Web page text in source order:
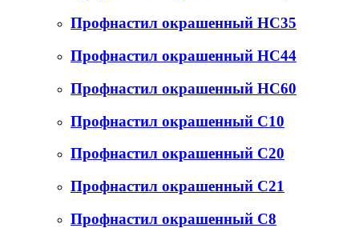
Профнастил окрашенный НС35
Профнастил окрашенный НС44
Профнастил окрашенный НС60
Профнастил окрашенный С10
Профнастил окрашенный С20
Профнастил окрашенный С21
Профнастил окрашенный С8